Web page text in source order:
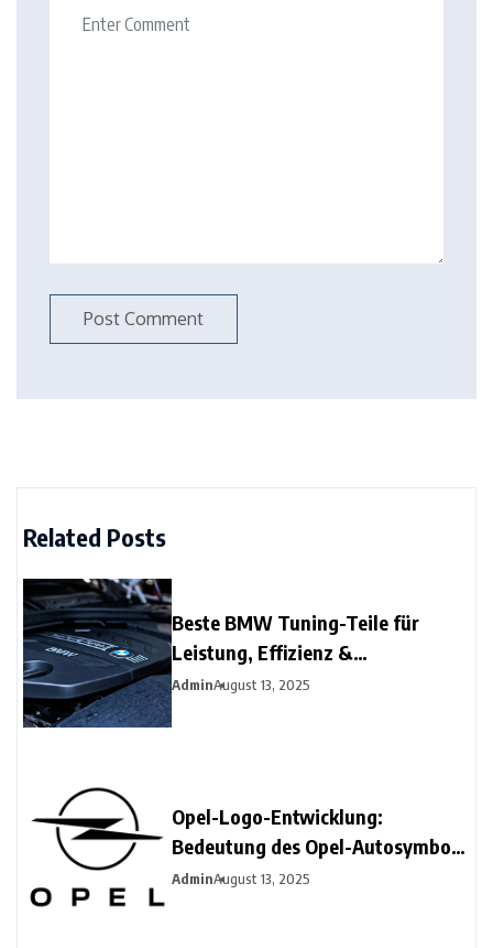
Related Posts
Beste BMW Tuning-Teile für
Leistung, Effizienz &
Fahrverhalten | 2025 Leitfaden
AdminAugust 13, 2025
Opel-Logo-Entwicklung:
Bedeutung des Opel-Autosymbols
und neue Logo-Designs
AdminAugust 13, 2025